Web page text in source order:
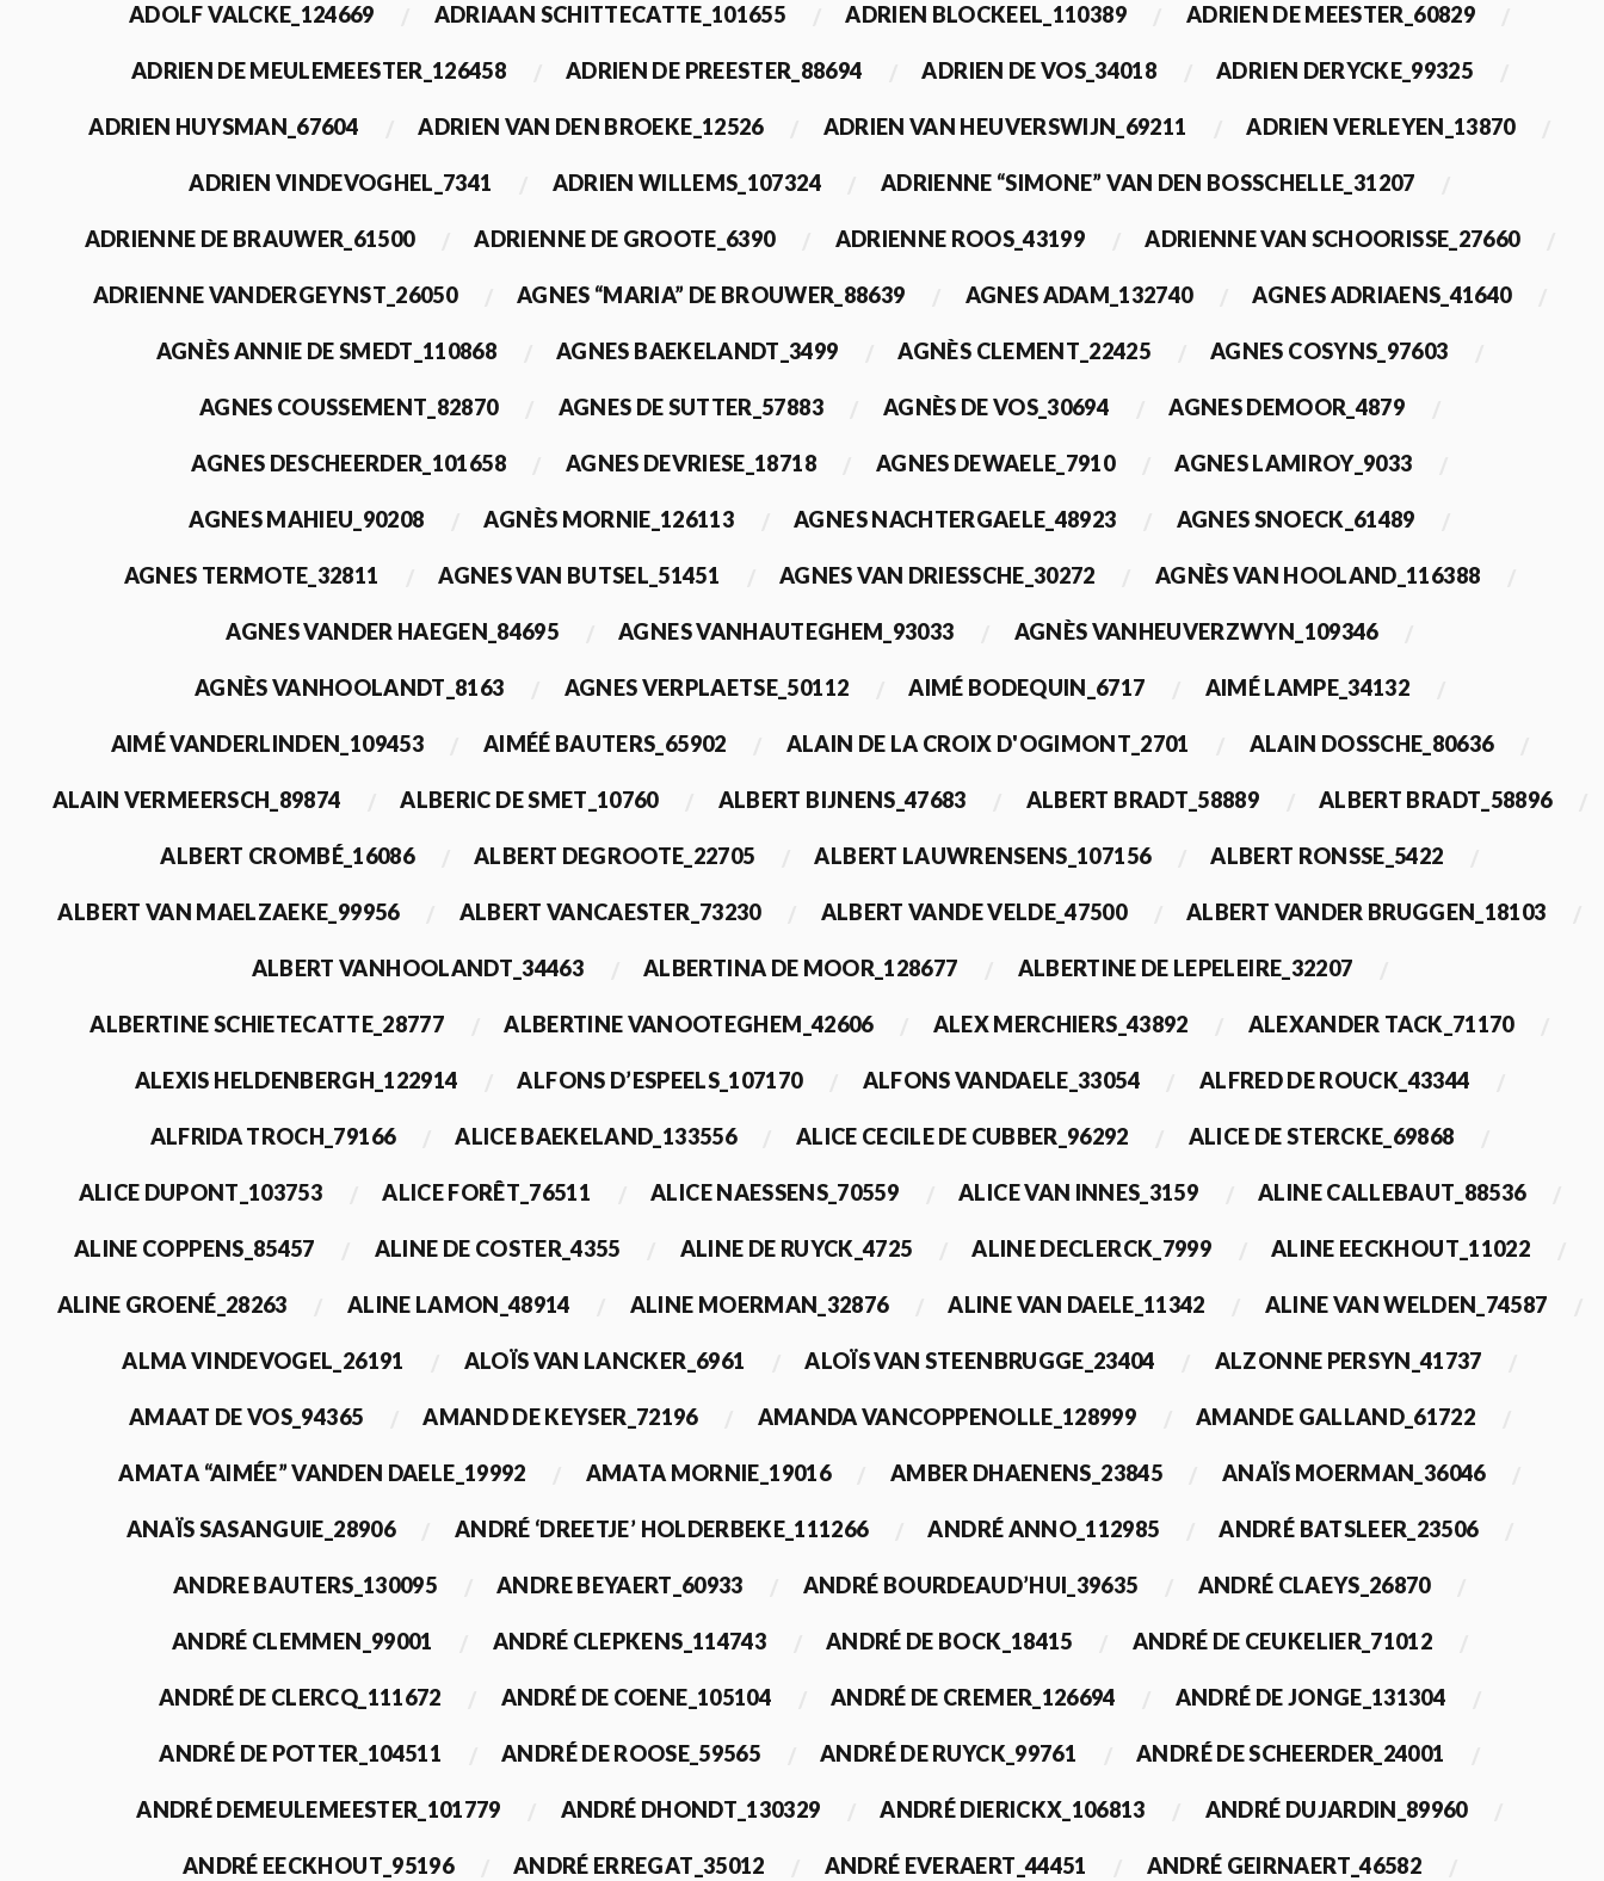
ADOLF VALCKE_124669 ADRIAAN SCHITTECATTE_101655 ADRIEN BLOCKEEL_110389 ADRIEN DE MEESTER_60829
ADRIEN DE MEULEMEESTER_126458 ADRIEN DE PREESTER_88694 ADRIEN DE VOS_34018 ADRIEN DERYCKE_99325
ADRIEN HUYSMAN_67604 ADRIEN VAN DEN BROEKE_12526 ADRIEN VAN HEUVERSWIJN_69211 ADRIEN VERLEYEN_13870
ADRIEN VINDEVOGHEL_7341 ADRIEN WILLEMS_107324 ADRIENNE “SIMONE” VAN DEN BOSSCHELLE_31207
ADRIENNE DE BRAUWER_61500 ADRIENNE DE GROOTE_6390 ADRIENNE ROOS_43199 ADRIENNE VAN SCHOORISSE_27660
ADRIENNE VANDERGEYNST_26050 AGNES “MARIA” DE BROUWER_88639 AGNES ADAM_132740 AGNES ADRIAENS_41640
AGNÈS ANNIE DE SMEDT_110868 AGNES BAEKELANDT_3499 AGNÈS CLEMENT_22425 AGNES COSYNS_97603
AGNES COUSSEMENT_82870 AGNES DE SUTTER_57883 AGNÈS DE VOS_30694 AGNES DEMOOR_4879
AGNES DESCHEERDER_101658 AGNES DEVRIESE_18718 AGNES DEWAELE_7910 AGNES LAMIROY_9033
AGNES MAHIEU_90208 AGNÈS MORNIE_126113 AGNES NACHTERGAELE_48923 AGNES SNOECK_61489
AGNES TERMOTE_32811 AGNES VAN BUTSEL_51451 AGNES VAN DRIESSCHE_30272 AGNÈS VAN HOOLAND_116388
AGNES VANDER HAEGEN_84695 AGNES VANHAUTEGHEM_93033 AGNÈS VANHEUVERZWYN_109346
AGNÈS VANHOOLANDT_8163 AGNES VERPLAETSE_50112 AIMÉ BODEQUIN_6717 AIMÉ LAMPE_34132
AIMÉ VANDERLINDEN_109453 AIMÉÉ BAUTERS_65902 ALAIN DE LA CROIX D'OGIMONT_2701 ALAIN DOSSCHE_80636
ALAIN VERMEERSCH_89874 ALBERIC DE SMET_10760 ALBERT BIJNENS_47683 ALBERT BRADT_58889 ALBERT BRADT_58896
ALBERT CROMBÉ_16086 ALBERT DEGROOTE_22705 ALBERT LAUWRENSENS_107156 ALBERT RONSSE_5422
ALBERT VAN MAELZAEKE_99956 ALBERT VANCAESTER_73230 ALBERT VANDE VELDE_47500 ALBERT VANDER BRUGGEN_18103
ALBERT VANHOOLANDT_34463 ALBERTINA DE MOOR_128677 ALBERTINE DE LEPELEIRE_32207
ALBERTINE SCHIETECATTE_28777 ALBERTINE VANOOTEGHEM_42606 ALEX MERCHIERS_43892 ALEXANDER TACK_71170
ALEXIS HELDENBERGH_122914 ALFONS D’ESPEELS_107170 ALFONS VANDAELE_33054 ALFRED DE ROUCK_43344
ALFRIDA TROCH_79166 ALICE BAEKELAND_133556 ALICE CECILE DE CUBBER_96292 ALICE DE STERCKE_69868
ALICE DUPONT_103753 ALICE FORÊT_76511 ALICE NAESSENS_70559 ALICE VAN INNES_3159 ALINE CALLEBAUT_88536
ALINE COPPENS_85457 ALINE DE COSTER_4355 ALINE DE RUYCK_4725 ALINE DECLERCK_7999 ALINE EECKHOUT_11022
ALINE GROENÉ_28263 ALINE LAMON_48914 ALINE MOERMAN_32876 ALINE VAN DAELE_11342 ALINE VAN WELDEN_74587
ALMA VINDEVOGEL_26191 ALOÏS VAN LANCKER_6961 ALOÏS VAN STEENBRUGGE_23404 ALZONNE PERSYN_41737
AMAAT DE VOS_94365 AMAND DE KEYSER_72196 AMANDA VANCOPPENOLLE_128999 AMANDE GALLAND_61722
AMATA “AIMÉE” VANDEN DAELE_19992 AMATA MORNIE_19016 AMBER DHAENENS_23845 ANAÏS MOERMAN_36046
ANAÏS SASANGUIE_28906 ANDRÉ ‘DREETJE’ HOLDERBEKE_111266 ANDRÉ ANNO_112985 ANDRÉ BATSLEER_23506
ANDRE BAUTERS_130095 ANDRE BEYAERT_60933 ANDRÉ BOURDEAUD’HUI_39635 ANDRÉ CLAEYS_26870
ANDRÉ CLEMMEN_99001 ANDRÉ CLEPKENS_114743 ANDRÉ DE BOCK_18415 ANDRÉ DE CEUKELIER_71012
ANDRÉ DE CLERCQ_111672 ANDRÉ DE COENE_105104 ANDRÉ DE CREMER_126694 ANDRÉ DE JONGE_131304
ANDRÉ DE POTTER_104511 ANDRÉ DE ROOSE_59565 ANDRÉ DE RUYCK_99761 ANDRÉ DE SCHEERDER_24001
ANDRÉ DEMEULEMEESTER_101779 ANDRÉ DHONDT_130329 ANDRÉ DIERICKX_106813 ANDRÉ DUJARDIN_89960
ANDRÉ EECKHOUT_95196 ANDRÉ ERREGAT_35012 ANDRÉ EVERAERT_44451 ANDRÉ GEIRNAERT_46582